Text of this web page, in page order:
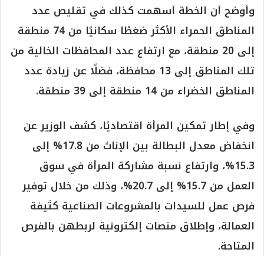
وأوضح أن الخطة أسهمت كذلك في تقليص عدد
المناطق الحمراء الأكثر ضغطًا سكانيًا من 74 منطقة
إلى 20 منطقة، مع ارتفاع عدد المحافظات الخالية من
تلك المناطق إلى 13 محافظة، فضلًا عن زيادة عدد
المناطق الخضراء من 14 منطقة إلى 39 منطقة.
وفي إطار تمكين المرأة اقتصاديًا، كشف الوزير عن
انخفاض معدل البطالة بين الإناث من 17.8% إلى
15.3%، وارتفاع نسبة مشاركة المرأة في سوق
العمل من 15.7% إلى 20.7%، وذلك من خلال توفير
فرص عمل للسيدات بالمشروعات الصناعية كثيفة
العمالة، وإطلاق منصات إلكترونية لربطهن بالفرص
المتاحة.